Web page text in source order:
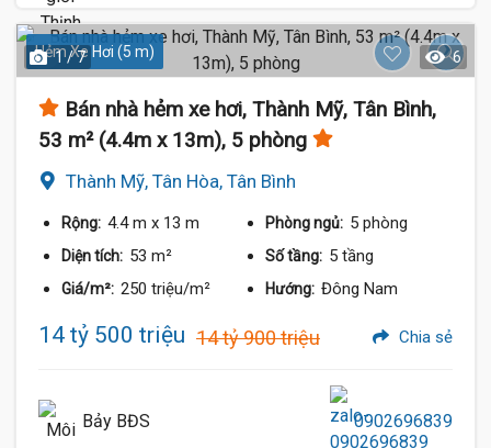
Hẻm Xe Hơi (5 m)
1 / 7 6
Bán nhà hẻm xe hơi, Thành Mỹ, Tân Bình,
53 m² (4.4m x 13m), 5 phòng
Thành Mỹ, Tân Hòa, Tân Bình
Rộng: 4.4 m x 13 m Phòng ngủ: 5 phòng
Diện tích: 53 m² Số tầng: 5 tầng
Giá/m²: 250 triệu/m² Hướng: Đông Nam
14 tỷ 500 triệu 14 tỷ 900 triệu Chia sẻ
Bảy BĐS 0902696839